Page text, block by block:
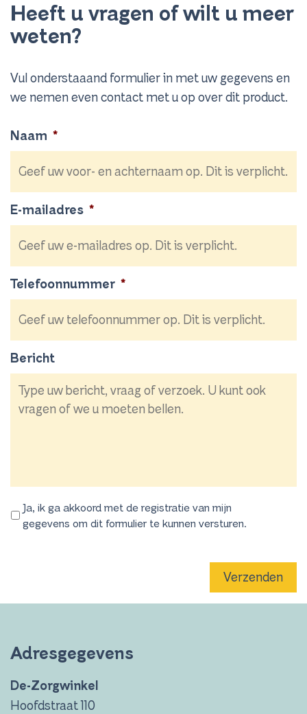
Heeft u vragen of wilt u meer
weten?
Vul onderstaaand formulier in met uw gegevens en
we nemen even contact met u op over dit product.
Naam *
E-mailadres *
Telefoonnummer *
Bericht
Ja, ik ga akkoord met de registratie van mijn
gegevens om dit formulier te kunnen versturen.
Verzenden
Adresgegevens
De-Zorgwinkel
Hoofdstraat 110